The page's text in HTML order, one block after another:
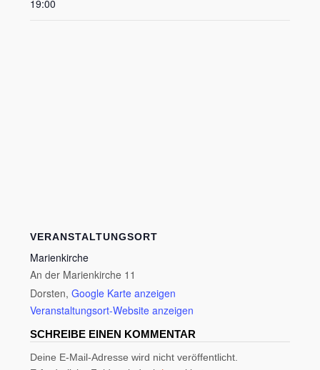
19:00
VERANSTALTUNGSORT
Marienkirche
An der Marienkirche 11
Dorsten, Google Karte anzeigen
Veranstaltungsort-Website anzeigen
SCHREIBE EINEN KOMMENTAR
Deine E-Mail-Adresse wird nicht veröffentlicht.